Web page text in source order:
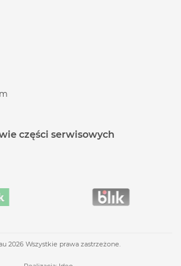
części serwisowych
2026 Wszystkie prawa zastrzeżone.